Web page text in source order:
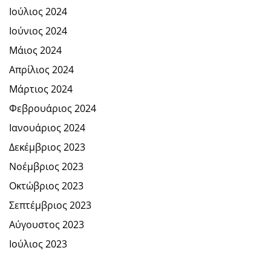
Ιούλιος 2024
Ιούνιος 2024
Μάιος 2024
Απρίλιος 2024
Μάρτιος 2024
Φεβρουάριος 2024
Ιανουάριος 2024
Δεκέμβριος 2023
Νοέμβριος 2023
Οκτώβριος 2023
Σεπτέμβριος 2023
Αύγουστος 2023
Ιούλιος 2023